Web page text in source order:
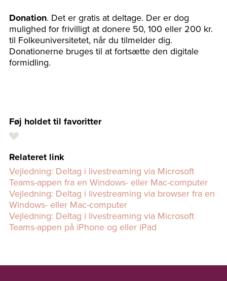
Donation. Det er gratis at deltage. Der er dog
mulighed for frivilligt at donere 50, 100 eller 200 kr.
til Folkeuniversitetet, når du tilmelder dig.
Donationerne bruges til at fortsætte den digitale
formidling.
Føj holdet til favoritter
Relateret link
Vejledning: Deltag i livestreaming via Microsoft
Teams-appen fra en Windows- eller Mac-computer
Vejledning: Deltag i livestreaming via browser fra en
Windows- eller Mac-computer
Vejledning: Deltag i livestreaming via Microsoft
Teams-appen på iPhone og eller iPad